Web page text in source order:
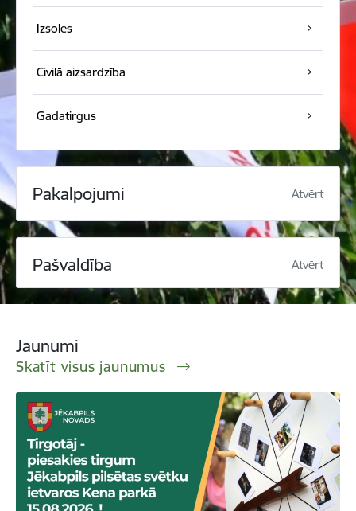
Izsoles
Civilā aizsardzība
Gadatirgus
Pakalpojumi Atvērt
Pašvaldība Atvērt
Jaunumi
Skatīt visus jaunumus